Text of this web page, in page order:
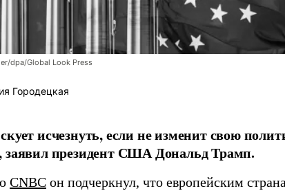
dpa/Global Look Press
Городецкая
исчезнуть, если не изменит свою
заявил президент США Дональд Трамп.
CNBC он подчеркнул, что европейским